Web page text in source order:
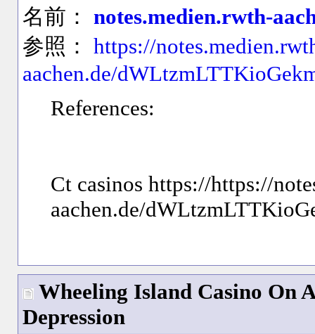
名前：notes.medien.rwth-
参照：https://
aachen.de/
References:
Ct casinos https://https://
aachen.de/
Wheeling Island Casino On
Depression